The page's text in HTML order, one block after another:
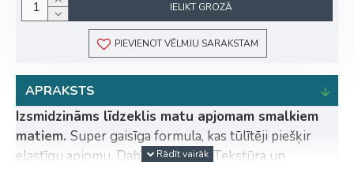
IELIKT GROZĀ
PIEVIENOT VĒLMJU SARAKSTAM
APRAKSTS
Izsmidzināms līdzeklis matu apjomam smalkiem
matiem. Super gaisīga formula, kas tūlītēji piešķir
elastīgu apjomu. Dabīga fiksācija. Tekstūra un